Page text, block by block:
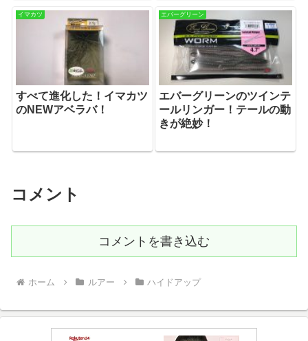
イマカツ
すべて進化した！イマカツ
のNEWアベラバ！
エバーグリーン
エバーグリーンのツインテ
ールリンガー！テールの動
きが絶妙！
コメント
コメントを書き込む
ホーム ルアー ハイドアップ